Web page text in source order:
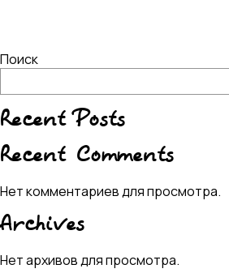
Поиск
Recent Posts
Recent Comments
Нет комментариев для просмотра.
Archives
Нет архивов для просмотра.